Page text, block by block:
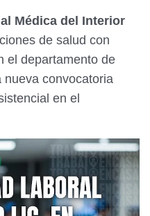
Médica del Interior
de salud con
el departamento de
nueva convocatoria
en el